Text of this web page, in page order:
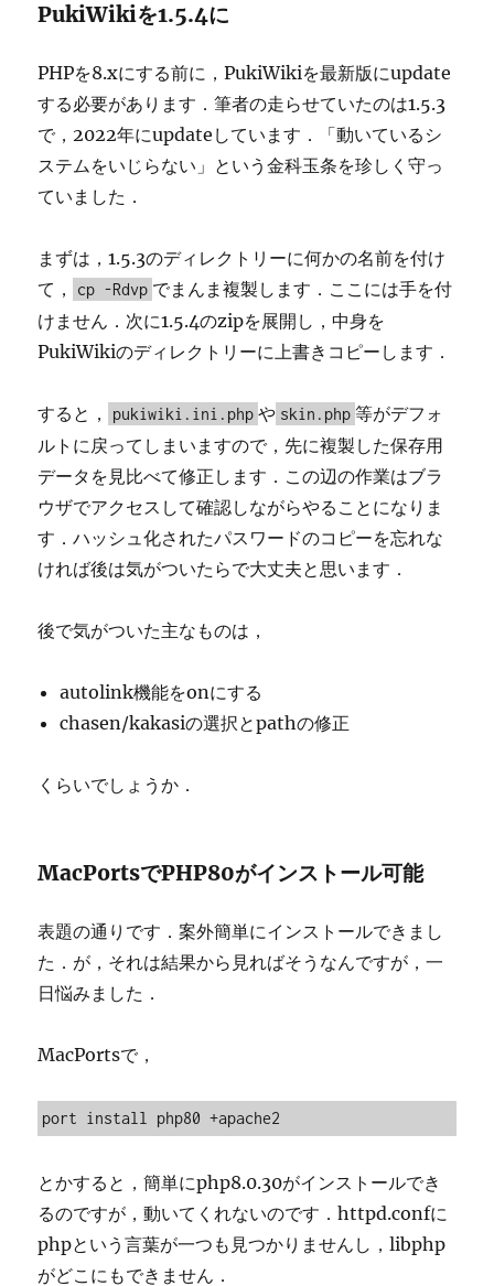
PukiWikiを1.5.4に
PHPを8.xにする前に，PukiWikiを最新版にupdate
する必要があります．筆者の走らせていたのは1.5.3
で，2022年にupdateしています．「動いているシ
ステムをいじらない」という金科玉条を珍しく守っ
ていました．
まずは，1.5.3のディレクトリーに何かの名前を付け
て，
cp -Rdvp でまんま複製します．ここには手を付
けません．次に1.5.4のzipを展開し，中身を
PukiWikiのディレクトリーに上書きコピーします．
すると， pukiwiki.ini.php や skin.php 等がデフォ
ルトに戻ってしまいますので，先に複製した保存用
データを見比べて修正します．この辺の作業はブラ
ウザでアクセスして確認しながらやることになりま
す．ハッシュ化されたパスワードのコピーを忘れな
ければ後は気がついたらで大丈夫と思います．
後で気がついた主なものは，
autolink機能をonにする
chasen/kakasiの選択とpathの修正
くらいでしょうか．
MacPortsでPHP80がインストール可能
表題の通りです．案外簡単にインストールできまし
た．が，それは結果から見ればそうなんですが，一
日悩みました．
MacPortsで，
port install php80 +apache2
とかすると，簡単にphp8.0.30がインストールでき
るのですが，動いてくれないのです．httpd.confに
phpという言葉が一つも見つかりませんし，libphp
がどこにもできません．